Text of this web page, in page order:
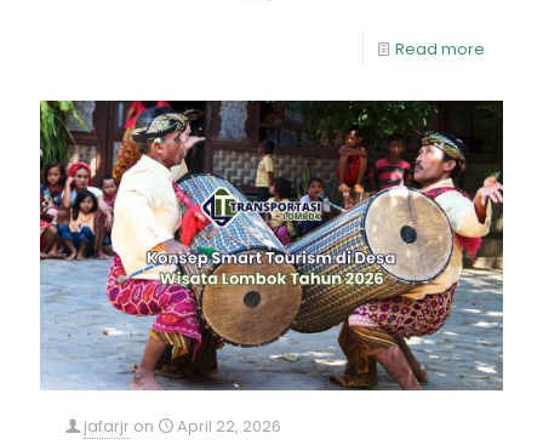
Read more
jafarjr on
April 22, 2026